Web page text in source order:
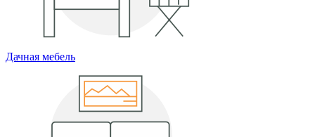
Дачная мебель